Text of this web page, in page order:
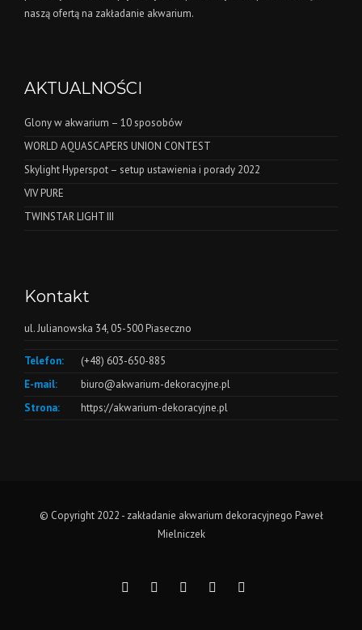
naszą ofertą na zakładanie akwarium.
AKTUALNOŚCI
Glony w akwarium – 10 sposobów
WORLD AQUASCAPERS UNION CONTEST
Skylight Hyperspot – setup ustawienia i porady 2022
VIV PURE
TWINSTAR LIGHT III
Kontakt
ul. Julianowska 34, 05-500 Piaseczno
Telefon:
(+48) 603-650-885
E-mail:
biuro@akwarium-dekoracyjne.pl
Strona:
https://akwarium-dekoracyjne.pl
© Copyright 2022 - zakładanie akwarium dekoracyjnego Paweł
Mielniczek